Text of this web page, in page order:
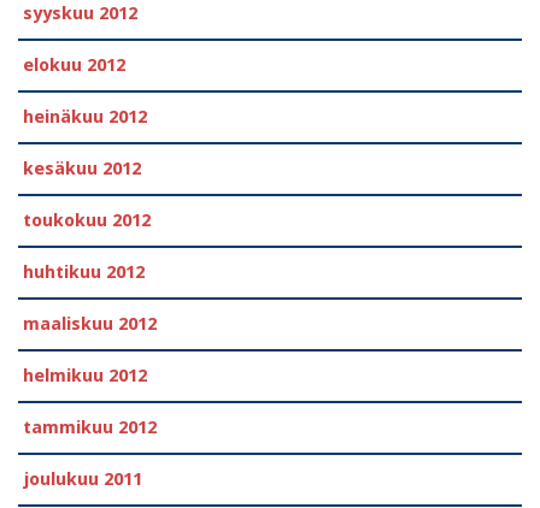
syyskuu 2012
elokuu 2012
heinäkuu 2012
kesäkuu 2012
toukokuu 2012
huhtikuu 2012
maaliskuu 2012
helmikuu 2012
tammikuu 2012
joulukuu 2011